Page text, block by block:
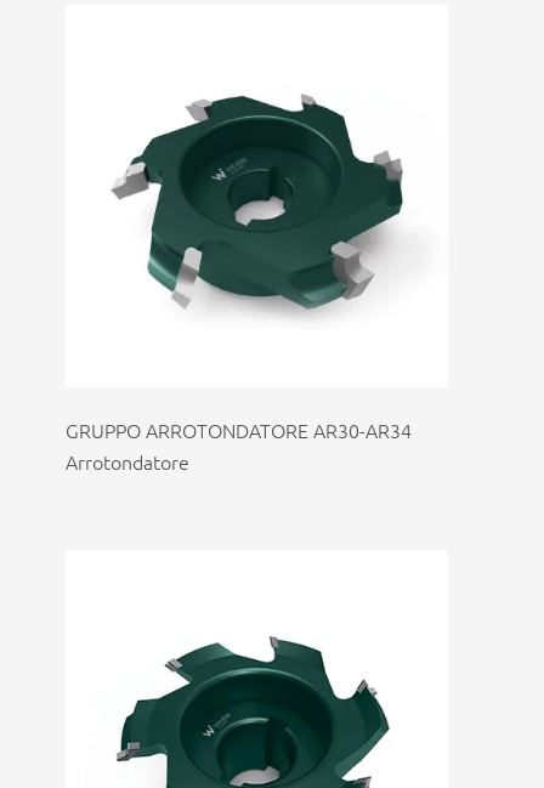
GRUPPO ARROTONDATORE AR30-AR34
Arrotondatore